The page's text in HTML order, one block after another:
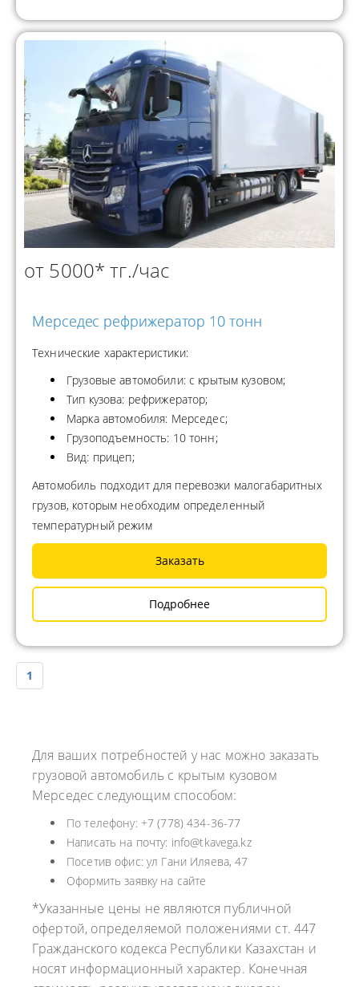
от 5000* тг./час
Мерседес рефрижератор 10 тонн
Технические характеристики:
Грузовые автомобили: с крытым кузовом;
Тип кузова: рефрижератор;
Марка автомобиля: Мерседес;
Грузоподъемность: 10 тонн;
Вид: прицеп;
Автомобиль подходит для перевозки малогабаритных
грузов, которым необходим определенный
температурный режим
Заказать
Подробнее
1
Для ваших потребностей у нас можно заказать
грузовой автомобиль с крытым кузовом
Мерседес следующим способом:
По телефону: +7 (778) 434-36-77
Написать на почту: info@tkavega.kz
Посетив офис: ул Гани Иляева, 47
Оформить заявку на сайте
*Указанные цены не являются публичной
офертой, определяемой положениями ст. 447
Гражданского кодекса Республики Казахстан и
носят информационный характер. Конечная